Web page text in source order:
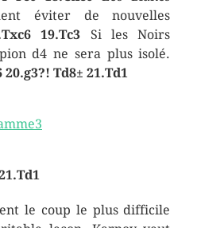
éviter de nouvelles
19.Tc3 Si les Noirs
d4 ne sera plus isolé.
Td8± 21.Td1
le coup le plus difficile